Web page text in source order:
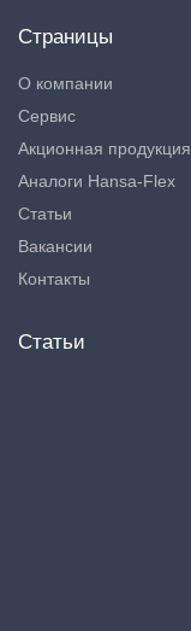
Страницы
О компании
Сервис
Акционная продукция
Аналоги Hansa-Flex
Статьи
Вакансии
Контакты
Статьи